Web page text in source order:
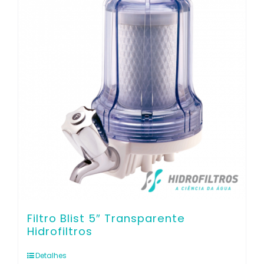
Contato
Filtro Blist 5″ Transparente
Hidrofiltros
Detalhes